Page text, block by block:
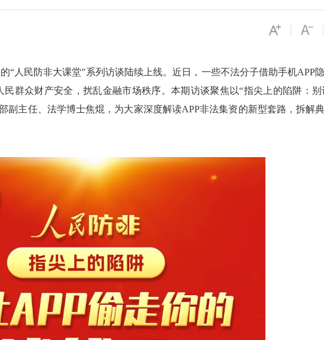
“人民防非大课堂”系列访谈陆续上线。近日，一些不法分子借助手机APP
群众财产安全，扰乱金融市场秩序。本期访谈聚焦以“指尖上的陷阱：别
副主任、法学博士焦焜，为大家深度解读APP非法集资的新型套路，拆解